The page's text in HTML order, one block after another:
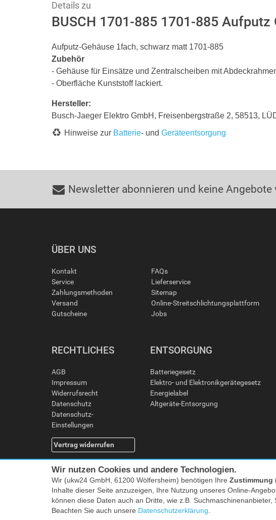
Details zu
BUSCH 1701-885 1701-885 Aufputz
Aufputz-Gehäuse 1fach, schwarz matt 1701-885
Zubehör
- Gehäuse für Einsätze und Zentralscheiben mit
- Oberfläche Kunststoff lackiert.
Hersteller:
Busch-Jaeger Elektro GmbH, Freisenbergstraße 2, 58513,
Hinweise zur Batterie- und Geräteentsorgung
Newsletter abonnieren und keine Angebote
ÜBER UNS
Kontakt
Service
Zahlungsmethoden
Versand
Gutscheine
FAQs
Lieferservice
Sitemap
Online-Streitschlichtungsplattform
Jobs
RECHTLICHES
AGB
Impressum
Widerrufsrecht
Datenschutz
Datenschutz-
Einstellungen
Vertrag widerrufen
ENTSORGUNG
Batteriegesetz
Elektro- und Elektronikgerätegesetz
Energielabel
Altgeräte-Entsorgung
Wir nutzen Cookies und andere Technologien.
Wir (ukw24 GmbH, 61200 Wölfersheim) benötigen Ihre Zustimmung
Inhalte dieser Seite anzuzeigen, Ihre Nutzung unseres Online-
können diese Daten auch an Dritte, wie z.B.
Beachten Sie auch unsere Datenschutzerklärung.